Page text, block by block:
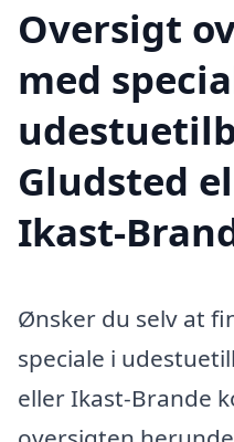
Oversigt
med
Gludsted
Ikast-
Ønsker du selv at
speciale i
eller Ikast-Brande